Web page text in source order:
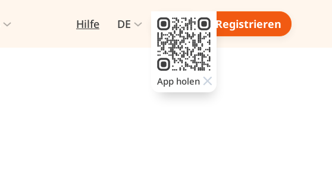
Hilfe DE Login Registrieren
App holen